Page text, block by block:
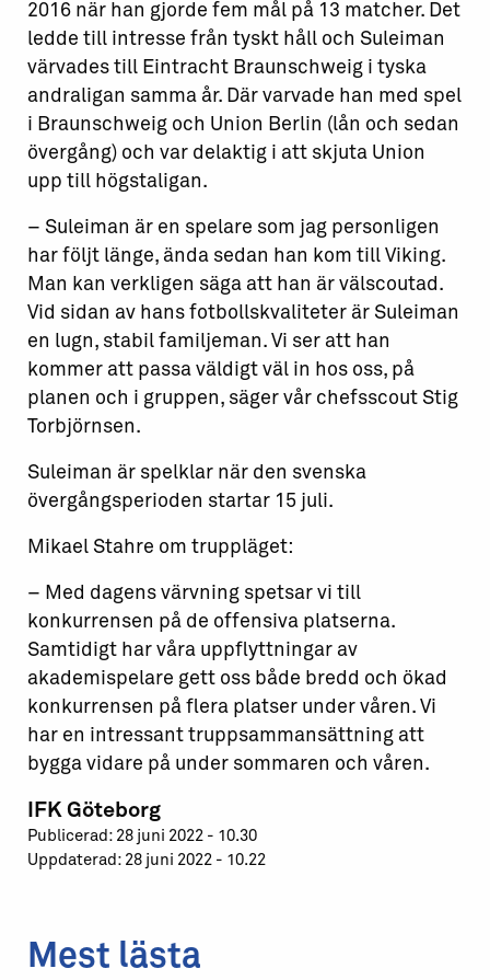
2016 när han gjorde fem mål på 13 matcher. Det
ledde till intresse från tyskt håll och Suleiman
värvades till Eintracht Braunschweig i tyska
andraligan samma år. Där varvade han med spel
i Braunschweig och Union Berlin (lån och sedan
övergång) och var delaktig i att skjuta Union
upp till högstaligan.
– Suleiman är en spelare som jag personligen
har följt länge, ända sedan han kom till Viking.
Man kan verkligen säga att han är välscoutad.
Vid sidan av hans fotbollskvaliteter är Suleiman
en lugn, stabil familjeman. Vi ser att han
kommer att passa väldigt väl in hos oss, på
planen och i gruppen, säger vår chefsscout Stig
Torbjörnsen.
Suleiman är spelklar när den svenska
övergångsperioden startar 15 juli.
Mikael Stahre om truppläget:
– Med dagens värvning spetsar vi till
konkurrensen på de offensiva platserna.
Samtidigt har våra uppflyttningar av
akademispelare gett oss både bredd och ökad
konkurrensen på flera platser under våren. Vi
har en intressant truppsammansättning att
bygga vidare på under sommaren och våren.
IFK Göteborg
Publicerad: 28 juni 2022 - 10.30
Uppdaterad: 28 juni 2022 - 10.22
Mest lästa